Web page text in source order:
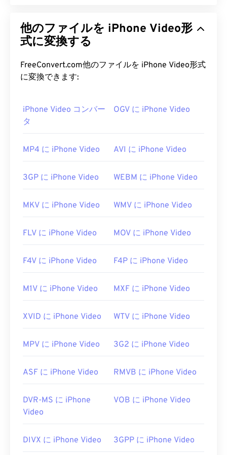
他のファイルを iPhone Video形
式に変換する
FreeConvert.com他のファイルを iPhone Video形式
に変換できます:
iPhone Video コンバー
タ
OGV に iPhone Video
MP4 に iPhone Video AVI に iPhone Video
3GP に iPhone Video WEBM に iPhone Video
MKV に iPhone Video WMV に iPhone Video
FLV に iPhone Video MOV に iPhone Video
F4V に iPhone Video F4P に iPhone Video
M1V に iPhone Video MXF に iPhone Video
XVID に iPhone Video WTV に iPhone Video
MPV に iPhone Video 3G2 に iPhone Video
ASF に iPhone Video RMVB に iPhone Video
DVR-MS に iPhone
Video
VOB に iPhone Video
DIVX に iPhone Video 3GPP に iPhone Video